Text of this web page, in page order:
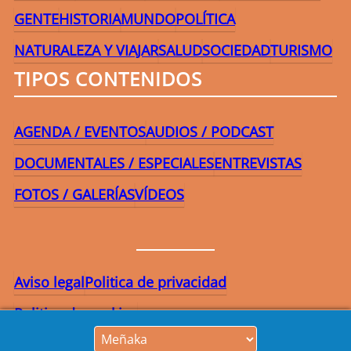
GENTEHISTORIAMUNDOPOLÍTICA
NATURALEZA Y VIAJARSALUDSOCIEDADTURISMO
TIPOS CONTENIDOS
AGENDA / EVENTOSAUDIOS / PODCAST
DOCUMENTALES / ESPECIALESENTREVISTAS
FOTOS / GALERÍASVÍDEOS
Aviso legalPolitica de privacidad
Politica de cookies